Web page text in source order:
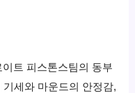
트 피스톤스팀의 동부
세와 마운드의 안정감,